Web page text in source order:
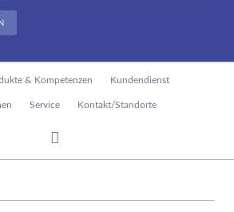
& Kompetenzen Kundendienst
Service Kontakt/Standorte